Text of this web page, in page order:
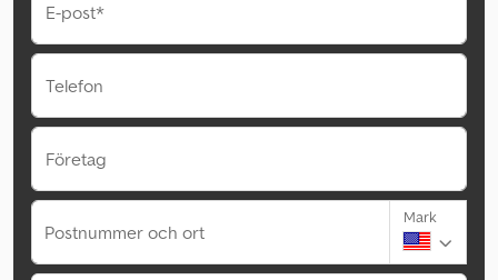
E-post*
Telefon
Företag
Postnummer och ort
Mark